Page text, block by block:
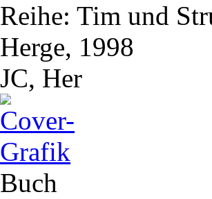
Reihe: Tim und
Herge, 1998
JC, Her
Buch